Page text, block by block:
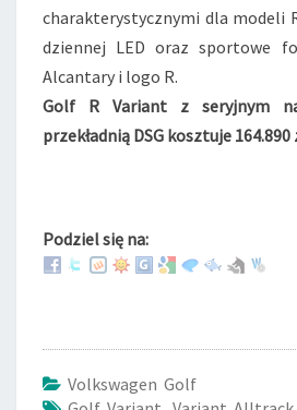
charakterystycznymi dla modeli
dziennej LED oraz sportowe
Alcantary i logo R.
Golf R Variant z seryjnym
przekładnią DSG kosztuje 164.890
Podziel się na:
Volkswagen Golf